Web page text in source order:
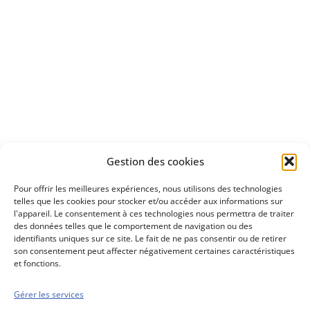
Gestion des cookies
Pour offrir les meilleures expériences, nous utilisons des technologies
telles que les cookies pour stocker et/ou accéder aux informations sur
l'appareil. Le consentement à ces technologies nous permettra de traiter
des données telles que le comportement de navigation ou des
identifiants uniques sur ce site. Le fait de ne pas consentir ou de retirer
son consentement peut affecter négativement certaines caractéristiques
et fonctions.
Gérer les services
Découvrez
Conseils boursiers depuis 1952